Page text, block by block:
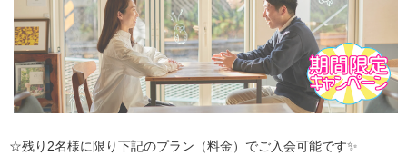
☆残り2名様に限り下記のプラン（料金）でご入会可能です✨